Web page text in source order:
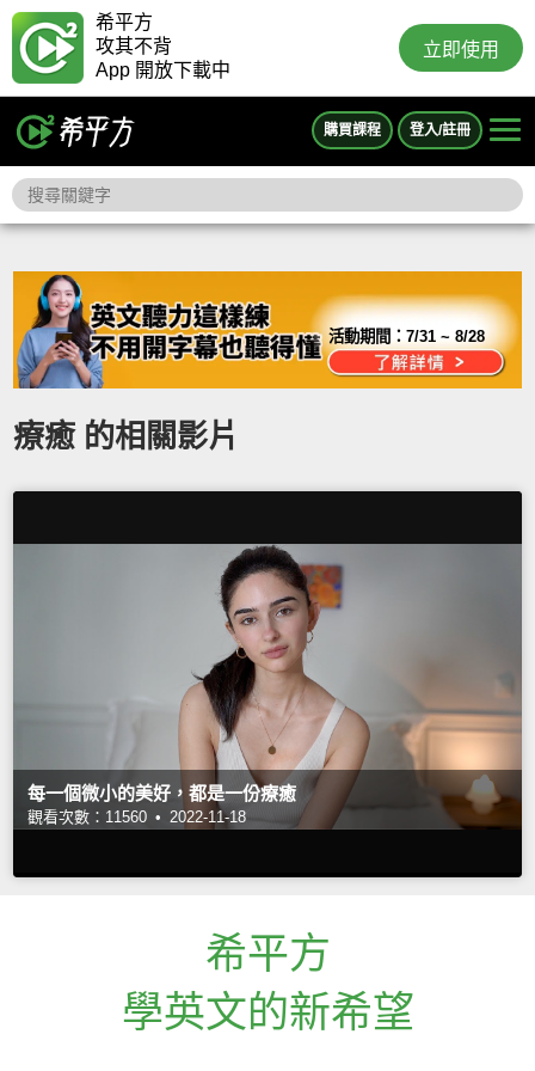
希平方
攻其不背
App 開放下載中
立即使用
購買課程 登入/註冊
活動期間：7/31 ~ 8/28
療癒 的相關影片
每一個微小的美好，都是一份療癒
觀看次數：11560 • 2022-11-18
希平方
學英文的新希望